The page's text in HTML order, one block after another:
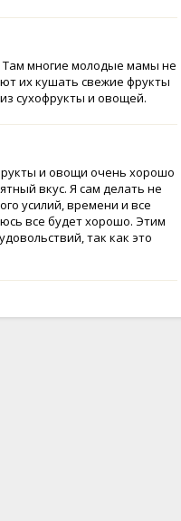
Там многие молодые мамы не
их кушать свежие фрукты
сухофрукты и овощей.
и овощи очень хорошо
вкус. Я сам делать не
усилий, времени и все
все будет хорошо. Этим
так как это